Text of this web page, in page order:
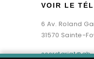
VOIR LE
6 Av. Roland
31570 Sainte-